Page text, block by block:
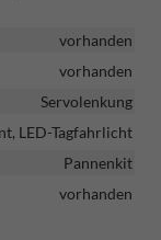
vorhanden
vorhanden
Servolenkung
LED-Tagfahrlicht
Pannenkit
vorhanden